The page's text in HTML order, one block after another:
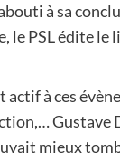
à sa
PSL édite le
à ces
Gustave
mieux